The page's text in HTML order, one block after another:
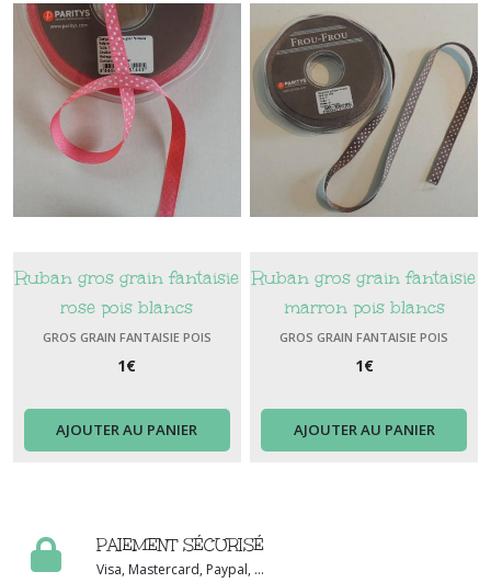
Ruban gros grain fantaisie
rose pois blancs
GROS GRAIN FANTAISIE POIS
1€
AJOUTER AU PANIER
Ruban gros grain fantaisie
marron pois blancs
GROS GRAIN FANTAISIE POIS
1€
AJOUTER AU PANIER
PAIEMENT SÉCURISÉ
Visa, Mastercard, Paypal, ...